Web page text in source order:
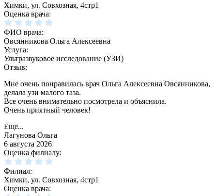
Химки, ул. Совхозная, 4стр1
Оценка врача:
ФИО врача:
Овсянникова Ольга Алексеевна
Услуга:
Ультразвуковое исследование (УЗИ)
Отзыв:
Мне очень понравилась врач Ольга Алексеевна Овсянникова,
делала узи малого таза.
Все очень внимательно посмотрела и объяснила.
Очень приятный человек!
Еще...
Лагунова Ольга
6 августа 2026
Оценка филиалу:
Филиал:
Химки, ул. Совхозная, 4стр1
Оценка врача: